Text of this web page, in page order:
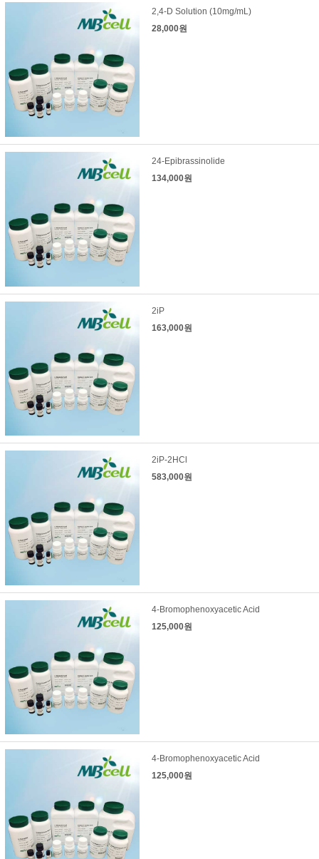
2,4-D Solution (10mg/mL)
28,000원
24-Epibrassinolide
134,000원
2iP
163,000원
2iP-2HCl
583,000원
4-Bromophenoxyacetic Acid
125,000원
4-Bromophenoxyacetic Acid
125,000원